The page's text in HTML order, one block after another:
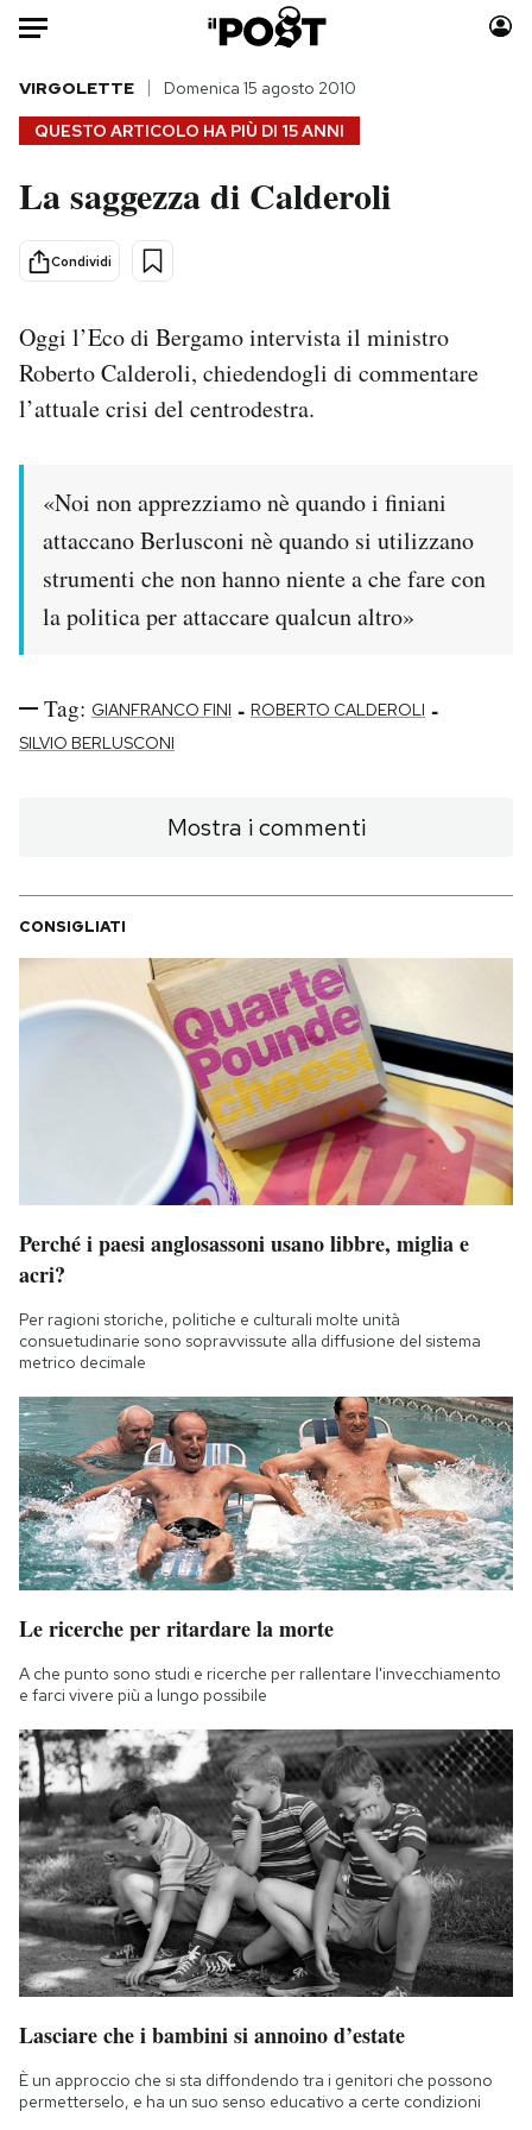
Auto
HOME
Italia
Politica
Internet
Scienza
Cultura
Moda
Ok Boomer!
Media
Europa
PODCAST
I MIEI PREFERITI
CALENDARIO
AREA PERSONALE
Area Personale
Notifiche mobile
Hai bisogno di aiuto?
QUESTO ARTICOLO HA PIÙ DI 15 ANNI
VIRGOLETTE Domenica 15 agosto 2010
La saggezza di Calderoli
Condividi
Oggi l’Eco di Bergamo intervista il ministro
Roberto Calderoli, chiedendogli di commentare
l’attuale crisi del centrodestra.
«Noi non apprezziamo nè quando i finiani
attaccano Berlusconi nè quando si utilizzano
strumenti che non hanno niente a che fare con
la politica per attaccare qualcun altro»
Tag: GIANFRANCO FINI - ROBERTO CALDEROLI -
SILVIO BERLUSCONI
Mostra i commenti
CONSIGLIATI
Perché i paesi anglosassoni usano libbre, miglia e
acri?
Per ragioni storiche, politiche e culturali molte unità
consuetudinarie sono sopravvissute alla diffusione del sistema
metrico decimale
Le ricerche per ritardare la morte
A che punto sono studi e ricerche per rallentare l'invecchiamento
e farci vivere più a lungo possibile
Lasciare che i bambini si annoino d’estate
È un approccio che si sta diffondendo tra i genitori che possono
permetterselo, e ha un suo senso educativo a certe condizioni